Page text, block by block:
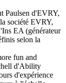
Paulsen d'EVRY,
société EVRY,
EA (générateur
selon la
fun and
d'Ability
d'expérience